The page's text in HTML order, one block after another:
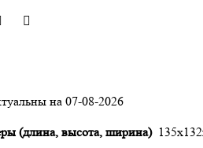
на 07-08-2026
(длина, высота, ширина)